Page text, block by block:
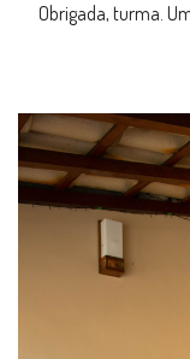
Obrigada, turma.